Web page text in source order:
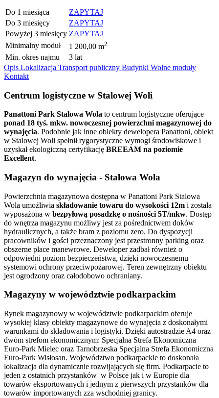
Do 1 miesiąca
ZAPYTAJ
Do 3 miesięcy
ZAPYTAJ
Powyżej 3 miesięcy ZAPYTAJ
Minimalny moduł
1 200,00 m2
Min. okres najmu
3 lat
Opis Lokalizacja Transport publiczny Budynki Wolne moduły
Kontakt
Centrum logistyczne w Stalowej Woli
Panattoni Park Stalowa Wola to centrum logistyczne oferujące
ponad 18 tyś. mkw. nowoczesnej powierzchni magazynowej do
wynajęcia. Podobnie jak inne obiekty dewelopera Panattoni, obiekt
w Stalowej Woli spełnił rygorystyczne wymogi środowiskowe i
uzyskał ekologiczną certyfikację BREEAM na poziomie
Excellent.
Magazyn do wynajęcia - Stalowa Wola
Powierzchnia magazynowa dostępna w Panattoni Park Stalowa
Wola umożliwia składowanie towaru do wysokości 12m i została
wyposażona w bezpyłową posadzkę o nośności 5T/mkw. Dostęp
do wnętrza magazynu możliwy jest za pośrednictwem doków
hydraulicznych, a także bram z poziomu zero. Do dyspozycji
pracowników i gości przeznaczony jest przestronny parking oraz
obszerne place manewrowe. Deweloper zadbał również o
odpowiedni poziom bezpieczeństwa, dzięki nowoczesnemu
systemowi ochrony przeciwpożarowej. Teren zewnętrzny obiektu
jest ogrodzony oraz całodobowo ochraniany.
Magazyny w województwie podkarpackim
Rynek magazynowy w województwie podkarpackim oferuje
wysokiej klasy obiekty magazynowe do wynajęcia z doskonałymi
warunkami do składowania i logistyki. Dzięki autostradzie A4 oraz
dwóm strefom ekonomicznym: Specjalna Strefa Ekonomiczna
Euro-Park Mielec oraz Tarnobrzeska Specjalna Strefa Ekonomiczna
Euro-Park Wisłosan. Województwo podkarpackie to doskonała
lokalizacja dla dynamicznie rozwijających się firm. Podkarpacie to
jeden z ostatnich przystanków w Polsce jak i w Europie dla
towarów eksportowanych i jednym z pierwszych przystanków dla
towarów importowanych zza wschodniej granicy.